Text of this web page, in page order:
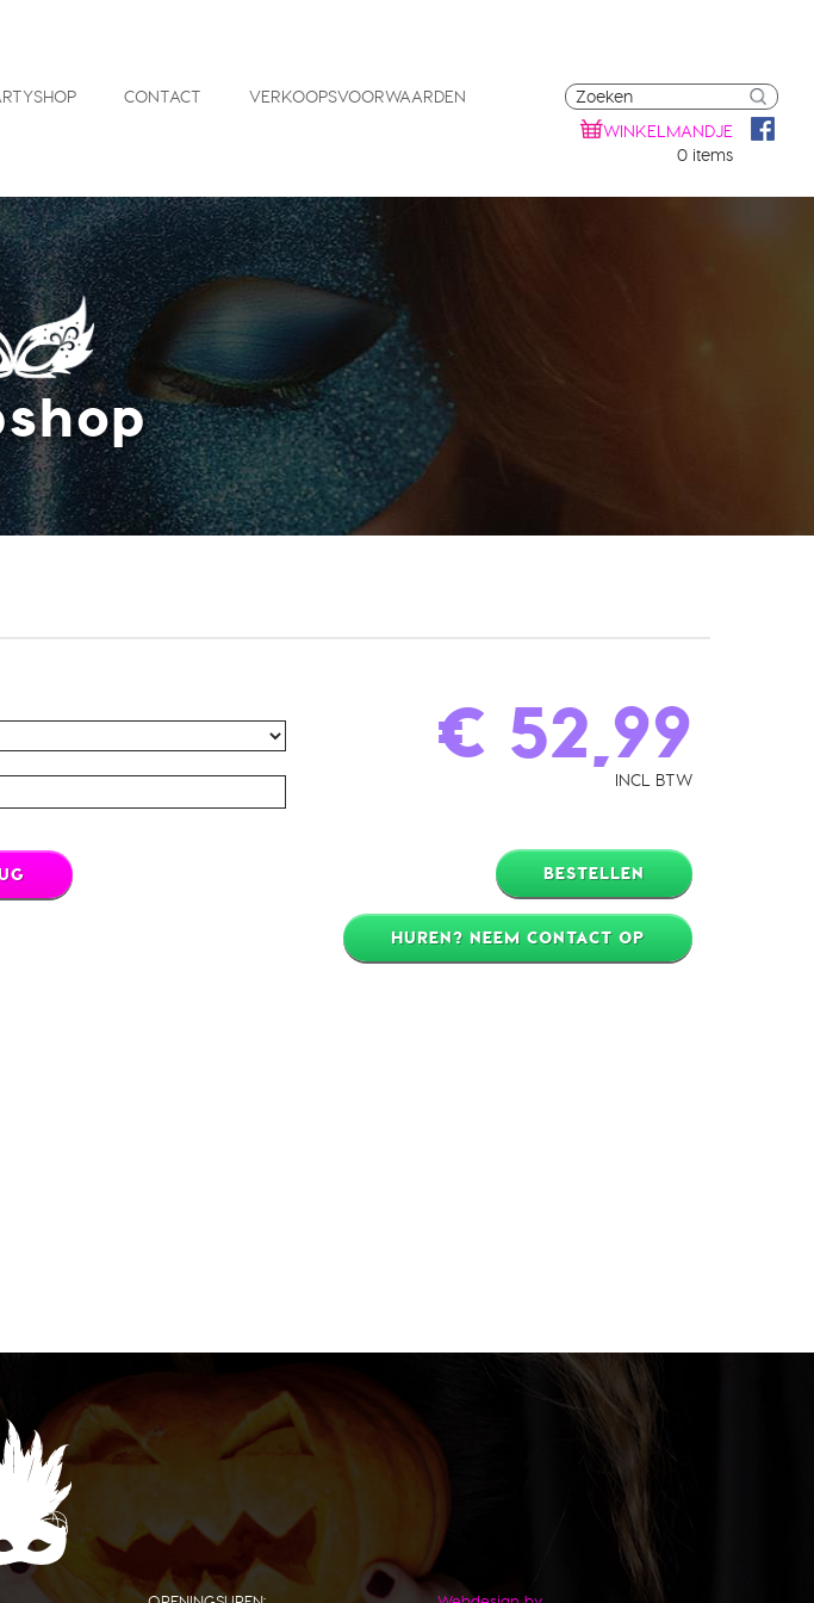
CONTACT
VERKOOPSVOORWAARDEN
WINKELMANDJE
0 items
€ 52,99
INCL BTW
BESTELLEN
HUREN? NEEM CONTACT OP